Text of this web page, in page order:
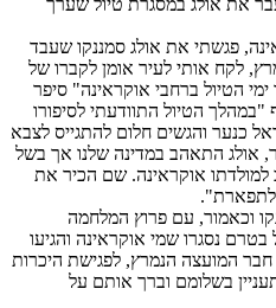
את אולג במסגרת טיול שערך
פגשתי את אולג סמננקו שעבד
לקח אותי לעיר אומן לקברו של
הטיול ברחבי אוקראינה" סיפר
"במהלך הטיול התוודעתי לסיפורו
כנער והגשים חלום להתגייס לצבא
אולג התאהב במדינה שלנו אך בשל
למולדתו אוקראינה. שם הכיר את
לתפארת".
וכאמור, עם פרוץ המלחמה
נסגרו שמי אוקראינה והגיעו
חבר המועצה הנמרץ, לפגישת היכרות
בשלומם וברך אותם על